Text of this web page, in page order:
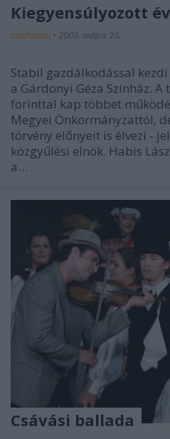
Kiegyensúlyozott
szinhazhu • 2009. május 20.
Stabil gazdálkodással
a Gárdonyi Géza Színház.
forinttal kap többet
Megyei Önkormányzattól,
törvény előnyeit is élvezi -
közgyűlési elnök. Habis
a…
Csávási ballada